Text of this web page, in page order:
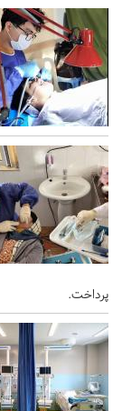
پرداخت.